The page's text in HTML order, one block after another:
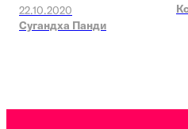
22.10.2020
Сугандха Панди